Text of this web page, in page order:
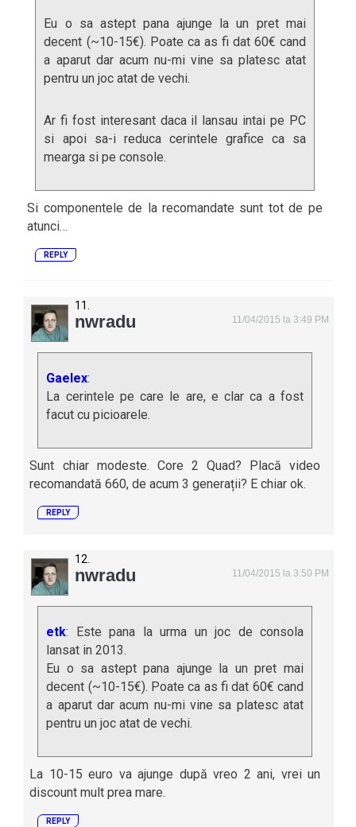
Eu o sa astept pana ajunge la un pret mai
decent (~10-15€). Poate ca as fi dat 60€ cand
a aparut dar acum nu-mi vine sa platesc atat
pentru un joc atat de vechi.
Ar fi fost interesant daca il lansau intai pe PC
si apoi sa-i reduca cerintele grafice ca sa
mearga si pe console.
Si componentele de la recomandate sunt tot de pe
atunci…
REPLY
nwradu 11/04/2015 la 3:49 PM
Gaelex:
La cerintele pe care le are, e clar ca a fost
facut cu picioarele.
Sunt chiar modeste. Core 2 Quad? Placă video
recomandată 660, de acum 3 generații? E chiar ok.
REPLY
nwradu 11/04/2015 la 3:50 PM
etk: Este pana la urma un joc de consola
lansat in 2013.
Eu o sa astept pana ajunge la un pret mai
decent (~10-15€). Poate ca as fi dat 60€ cand
a aparut dar acum nu-mi vine sa platesc atat
pentru un joc atat de vechi.
La 10-15 euro va ajunge după vreo 2 ani, vrei un
discount mult prea mare.
REPLY